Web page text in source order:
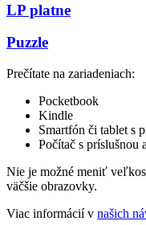
LP platne
Puzzle
Prečítate na zariadeniach:
Pocketbook
Kindle
Smartfón či tablet s
Počítač s príslušnou
Nie je možné meniť
väčšie obrazovky.
Viac informácií v našich